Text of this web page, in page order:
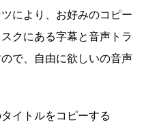
により、お好みのコピー
クにある字幕と音声トラ
で、自由に欲しいの音声
イトルをコピーする